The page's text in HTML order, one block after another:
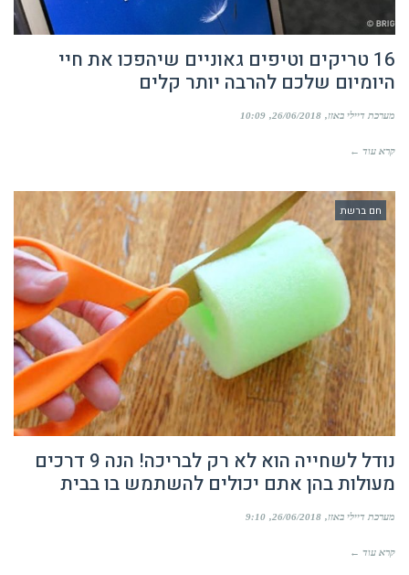
16 טריקים וטיפים גאוניים שיהפכו את חיי
היומיום שלכם להרבה יותר קלים
מערכת דיילי באזז 26/06/2018
10:09
קרא עוד ←
חם ברשת
נודל לשחייה הוא לא רק לבריכה! הנה 9 דרכים
מעולות בהן אתם יכולים להשתמש בו בבית
מערכת דיילי באזז 26/06/2018
9:10
קרא עוד ←